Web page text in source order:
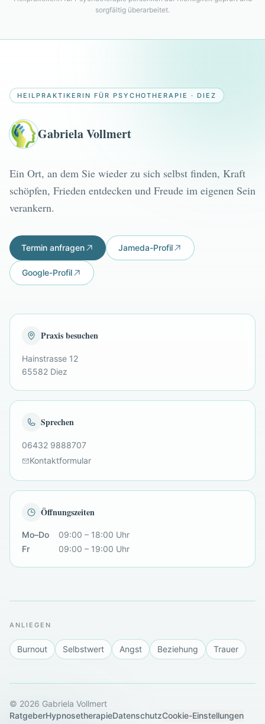
sorgfältig überarbeitet.
HEILPRAKTIKERIN FÜR PSYCHOTHERAPIE · DIEZ
Gabriela Vollmert
Ein Ort, an dem Sie wieder zu sich selbst finden, Kraft
schöpfen, Frieden entdecken und Freude im eigenen Sein
verankern.
Termin anfragen Jameda-Profil
Google-Profil
Praxis besuchen
Hainstrasse 12
65582 Diez
Sprechen
06432 9888707
Kontaktformular
Öffnungszeiten
Mo–Do
09:00 – 18:00 Uhr
Fr
09:00 – 19:00 Uhr
ANLIEGEN
Burnout Selbstwert Angst Beziehung Trauer
© 2026 Gabriela Vollmert
RatgeberHypnosetherapieDatenschutzCookie-Einstellungen